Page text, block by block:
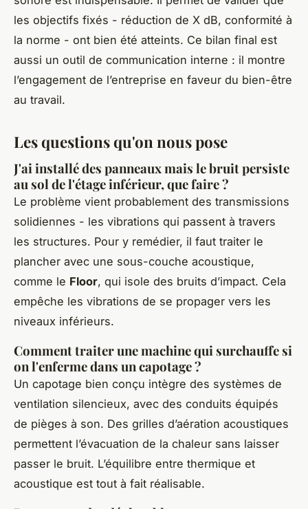
les objectifs fixés - réduction de X dB, conformité à
la norme - ont bien été atteints. Ce bilan final est
aussi un outil de communication interne : il montre
l’engagement de l’entreprise en faveur du bien-être
au travail.
Les questions qu'on nous pose
J'ai installé des panneaux mais le bruit persiste
au sol de l'étage inférieur, que faire ?
Le problème vient probablement des transmissions
solidiennes - les vibrations qui passent à travers
les structures. Pour y remédier, il faut traiter le
plancher avec une sous-couche acoustique,
comme le Floor, qui isole des bruits d’impact. Cela
empêche les vibrations de se propager vers les
niveaux inférieurs.
Comment traiter une machine qui surchauffe si
on l'enferme dans un capotage ?
Un capotage bien conçu intègre des systèmes de
ventilation silencieux, avec des conduits équipés
de pièges à son. Des grilles d’aération acoustiques
permettent l’évacuation de la chaleur sans laisser
passer le bruit. L’équilibre entre thermique et
acoustique est tout à fait réalisable.